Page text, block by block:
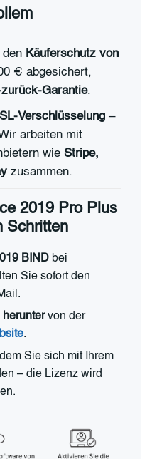
Käuferschutz von
€ abgesichert,
Garantie.
Verschlüsselung –
arbeiten mit
wie Stripe,
zusammen.
2019 Pro Plus
Schritten
BIND bei
Sie sofort den
heruntervon der
.
Sie sich mit Ihrem
– die Lizenz wird